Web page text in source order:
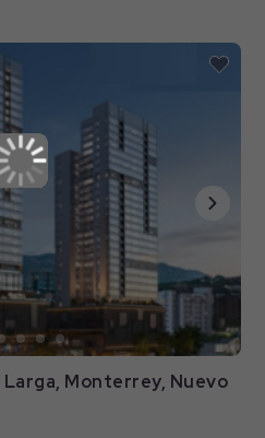
Monterrey, Nuevo